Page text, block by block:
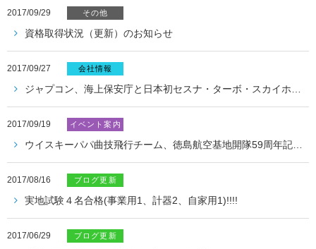
2017/09/29 その他
資格取得状況（更新）のお知らせ
2017/09/27 会社情報
ジャプコン、海上保安庁と日本初セスナ・ターボ・スカイホークJT-A 5機の契約締結
2017/09/19 イベント案内
ウイスキーパパ曲技飛行チーム、徳島航空基地開隊59周年記念式典への参加について
2017/08/16 ブログ更新
実地試験４名合格(事業用1、計器2、自家用1)!!!!
2017/06/29 ブログ更新